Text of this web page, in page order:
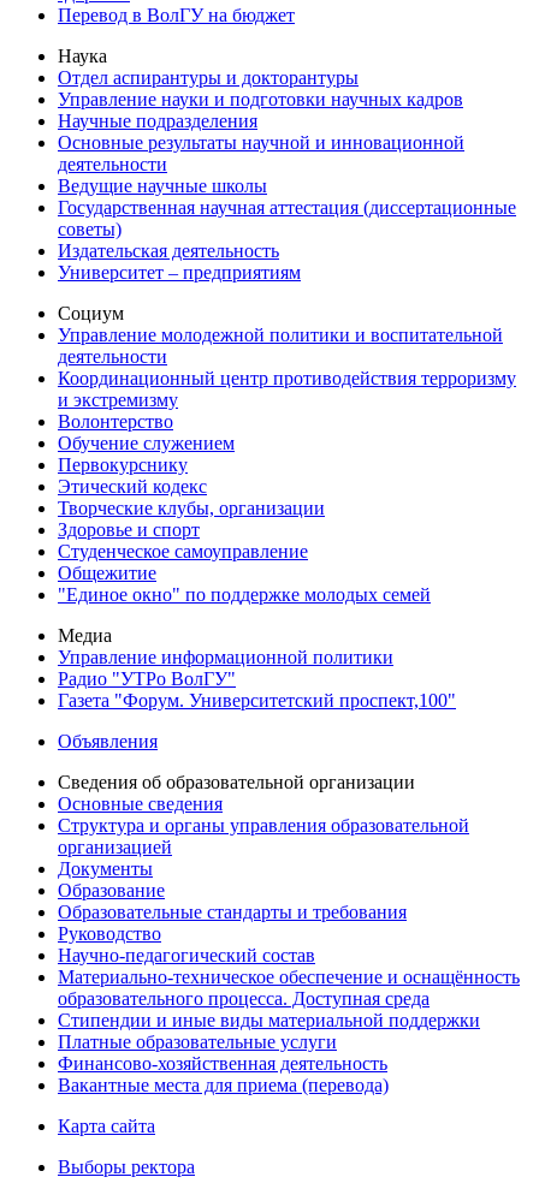
Перевод в ВолГУ на бюджет
Наука
Отдел аспирантуры и докторантуры
Управление науки и подготовки научных кадров
Научные подразделения
Основные результаты научной и инновационной
деятельности
Ведущие научные школы
Государственная научная аттестация (диссертационные
советы)
Издательская деятельность
Университет – предприятиям
Социум
Управление молодежной политики и воспитательной
деятельности
Координационный центр противодействия терроризму
и экстремизму
Волонтерство
Обучение служением
Первокурснику
Этический кодекс
Творческие клубы, организации
Здоровье и спорт
Студенческое самоуправление
Общежитие
"Единое окно" по поддержке молодых семей
Медиа
Управление информационной политики
Радио "УТРо ВолГУ"
Газета "Форум. Университетский проспект,100"
Объявления
Сведения об образовательной организации
Основные сведения
Структура и органы управления образовательной
организацией
Документы
Образование
Образовательные стандарты и требования
Руководство
Научно-педагогический состав
Материально-техническое обеспечение и оснащённость
образовательного процесса. Доступная среда
Стипендии и иные виды материальной поддержки
Платные образовательные услуги
Финансово-хозяйственная деятельность
Вакантные места для приема (перевода)
Карта сайта
Выборы ректора